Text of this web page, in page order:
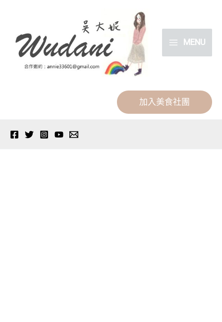
MENU
加入美食社團